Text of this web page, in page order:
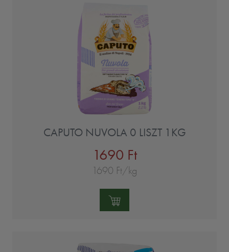
CAPUTO NUVOLA 0 LISZT 1KG
1690 Ft
1690 Ft/kg
Mennyiség: